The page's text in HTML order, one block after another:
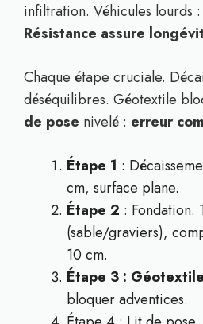
infiltration. Véhicules lourds
Résistance assure
Chaque étape cruciale.
déséquilibres. Géotextile
de pose nivelé : erreur
Étape 1 :
cm, surface plane.
Étape 2 : Fondation.
(sable/graviers),
10 cm.
Étape 3 : Géotextile
bloquer adventices.